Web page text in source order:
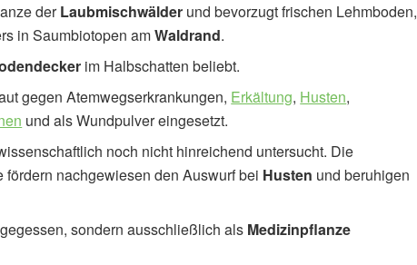
derLaubmischwälder und bevorzugt frischen Lehmboden,
in Saumbiotopen amWaldrand.
im Halbschatten beliebt.
gegen Atemwegserkrankungen, Erkältung, Husten,
und als Wundpulver eingesetzt.
noch nicht hinreichend untersucht. Die
nachgewiesen den Auswurf bei Husten und beruhigen
sondern ausschließlich als Medizinpflanze